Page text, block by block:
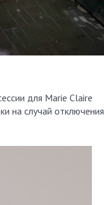
для Marie Claire
на случай отключения